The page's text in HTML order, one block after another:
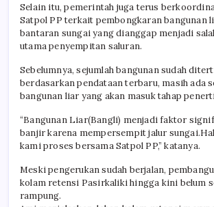
Selain itu, pemerintah juga terus
Satpol PP terkait pembongkaran bangunan
bantaran sungai yang dianggap menjadi
utama penyempitan saluran.
Sebelumnya, sejumlah bangunan sudah
berdasarkan pendataan terbaru, masih ada
bangunan liar yang akan masuk tahap
“Bangunan Liar(Bangli) menjadi faktor
banjir karena mempersempit jalur
kami proses bersama Satpol PP,” katanya.
Meski pengerukan sudah berjalan,
kolam retensi Pasirkaliki hingga kini belum
rampung.